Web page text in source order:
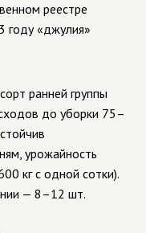
реестре
году «джулия»
ранней группы
до уборки 75–
урожайность
кг с одной сотки).
— 8–12 шт.